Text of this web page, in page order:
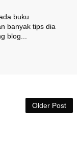
buku
banyak tips dia
blog...
Older Post